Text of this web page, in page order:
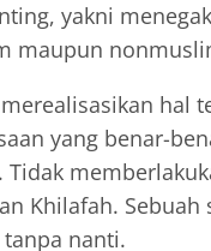
yakni
maupun
hal
yang benar-
Tidak
Khilafah.
nanti.